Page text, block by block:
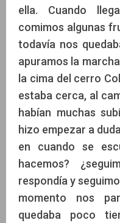
ella. Cuando
comimos algunas
todavía nos
apuramos la
la cima del cerro
estaba cerca, al
habían muchas
hizo empezar a
en cuando se
hacemos?
respondía y
momento nos
quedaba poco